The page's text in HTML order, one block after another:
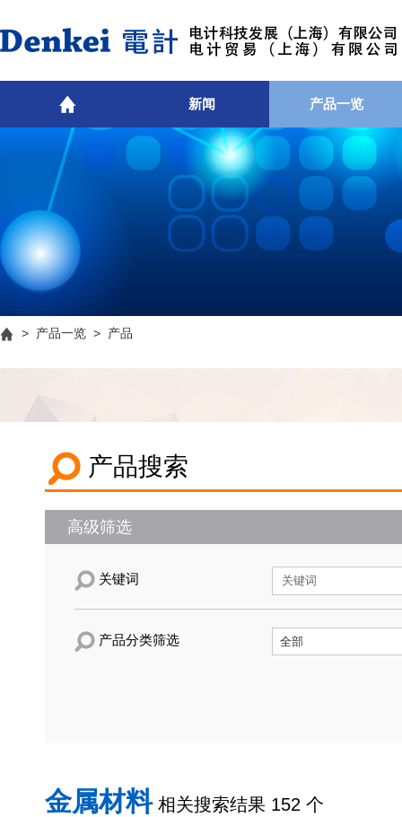
新闻 产品一览
> 产品一览 > 产品
产品搜索
高级筛选
关键词
产品分类筛选
金属材料相关搜索结果 152 个